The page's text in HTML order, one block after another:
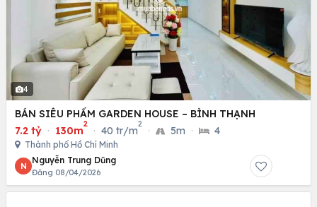
4
BÁN SIÊU PHẨM GARDEN HOUSE – BÌNH THẠNH
7.2 tỷ · 130m
2
· 40 tr/m
2
· 5m · 4
Thành phố Hồ Chí Minh
N
Nguyễn Trung Dũng
Đăng 08/04/2026